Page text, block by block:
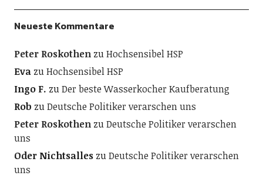
Neueste Kommentare
Peter RoskothenzuHochsensibel HSP
EvazuHochsensibel HSP
Ingo F. zuDer beste Wasserkocher Kaufberatung
Rob zuDeutsche Politiker verarschen uns
Peter RoskothenzuDeutsche Politiker verarschen
uns
Oder NichtsalleszuDeutsche Politiker verarschen
uns